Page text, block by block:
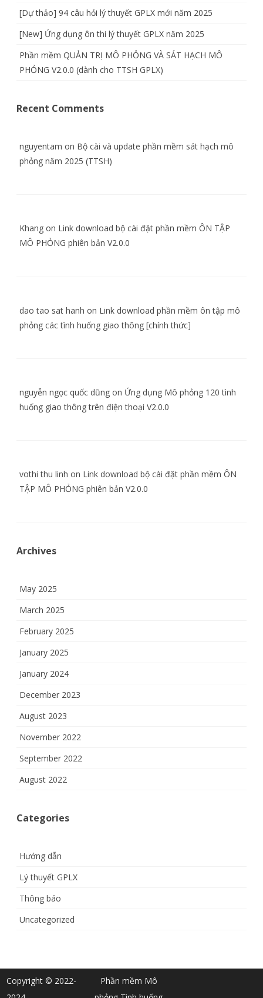
[Dự thảo] 94 câu hỏi lý thuyết GPLX mới năm 2025
[New] Ứng dụng ôn thi lý thuyết GPLX năm 2025
Phần mềm QUẢN TRỊ MÔ PHỎNG VÀ SÁT HẠCH MÔ
PHỎNG V2.0.0 (dành cho TTSH GPLX)
Recent Comments
nguyentam on Bộ cài và update phần mềm sát hạch mô
phỏng năm 2025 (TTSH)
Khang on Link download bộ cài đặt phần mềm ÔN TẬP
MÔ PHỎNG phiên bản V2.0.0
dao tao sat hanh on Link download phần mềm ôn tập mô
phỏng các tình huống giao thông [chính thức]
nguyễn ngọc quốc dũng on Ứng dụng Mô phỏng 120 tình
huống giao thông trên điện thoại V2.0.0
vothi thu linh on Link download bộ cài đặt phần mềm ÔN
TẬP MÔ PHỎNG phiên bản V2.0.0
Archives
May 2025
March 2025
February 2025
January 2025
January 2024
December 2023
August 2023
November 2022
September 2022
August 2022
Categories
Hướng dẫn
Lý thuyết GPLX
Thông báo
Uncategorized
Copyright © 2022-
Phần mềm Mô